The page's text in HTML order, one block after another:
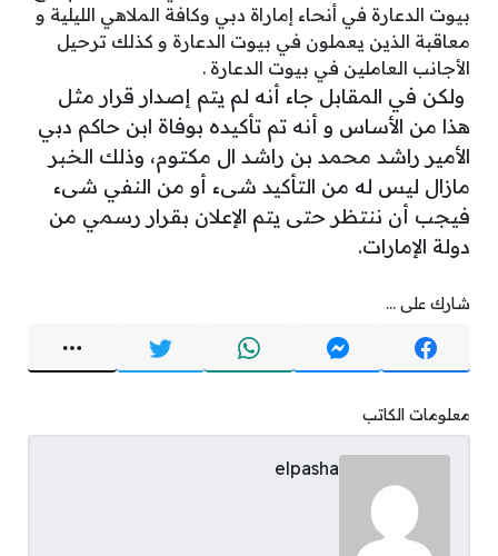
بيوت الدعارة في أنحاء إماراة دبي وكافة الملاهي الليلية و
معاقبة الذين يعملون في بيوت الدعارة و كذلك ترحيل
الأجانب العاملين في بيوت الدعارة .
ولكن في المقابل جاء أنه لم يتم إصدار قرار مثل
هذا من الأساس و أنه تم تأكيده بوفاة ابن حاكم دبي
الأمير راشد محمد بن راشد ال مكتوم، وذلك الخبر
مازال ليس له من التأكيد شىء أو من النفي شىء
فيجب أن ننتظر حتى يتم الإعلان بقرار رسمي من
دولة الإمارات.
شارك على ...
معلومات الكاتب
elpasha